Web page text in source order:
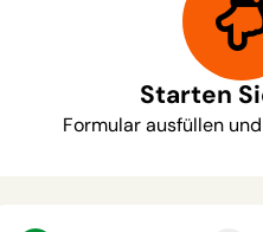
Starten
Formular ausfüllen